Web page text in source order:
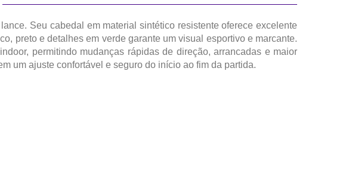
Seu cabedal em material sintético resistente oferece excelente
preto e detalhes em verde garante um visual esportivo e marcante.
permitindo mudanças rápidas de direção, arrancadas e maior
um ajuste confortável e seguro do início ao fim da partida.